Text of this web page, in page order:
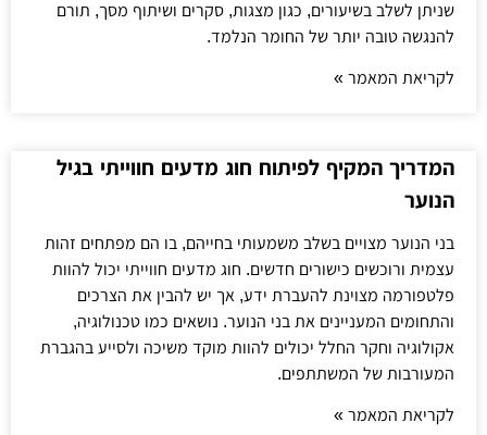
שניתן לשלב בשיעורים, כגון מצגות, סקרים ושיתוף מסך, תורם
להנגשה טובה יותר של החומר הנלמד.
לקריאת המאמר »
המדריך המקיף לפיתוח חוג מדעים חווייתי בגיל
הנוער
בני הנוער מצויים בשלב משמעותי בחייהם, בו הם מפתחים זהות
עצמית ורוכשים כישורים חדשים. חוג מדעים חווייתי יכול להוות
פלטפורמה מצוינת להעברת ידע, אך יש להבין את הצרכים
והתחומים המעניינים את בני הנוער. נושאים כמו טכנולוגיה,
אקולוגיה וחקר החלל יכולים להוות מוקד משיכה ולסייע בהגברת
המעורבות של המשתתפים.
לקריאת המאמר »